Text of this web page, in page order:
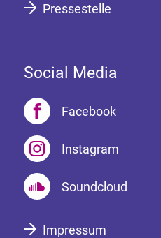
Pressestelle
Social Media
Facebook
Instagram
Soundcloud
Impressum